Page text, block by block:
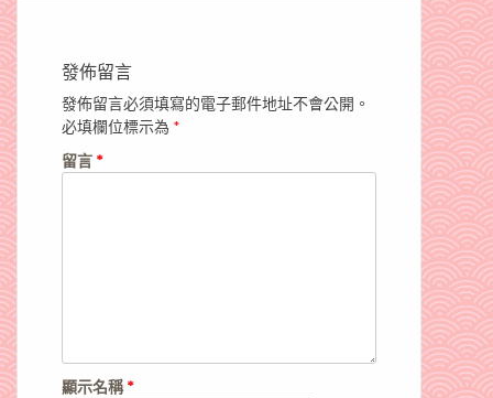
發佈留言
發佈留言必須填寫的電子郵件地址不會公開。
必填欄位標示為 *
留言 *
顯示名稱*